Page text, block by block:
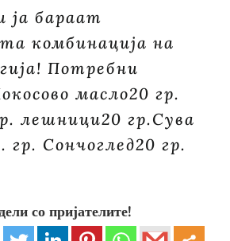
ја бараат
комбинација на
Потребни
масло20 гр.
лешници20 гр.Сува
гр. Сончоглед20 гр.
со пријателите!